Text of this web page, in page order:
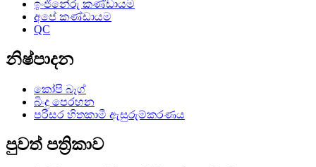
ඉංජිනේරු කණ්ඩායම
අපේ කණ්ඩායම
QC
නිෂ්පාදන
කෝපි බෑග්
බිංදු පෙරහන
පරිසර හිතකාමී ඇසුරුම්කරණය
පුවත් පත්‍රිකාව